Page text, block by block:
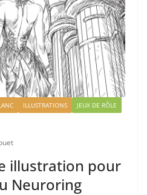
ILLUSTRATIONS
JEUX DE RÔLE
illustration pour
Neuroring